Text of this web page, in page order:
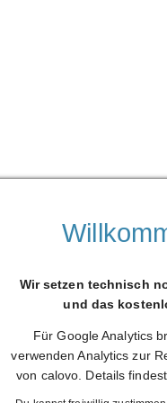
Wir setzen technisch
und das
Für Google Analytics
verwenden Analytics zur
von calovo. Details